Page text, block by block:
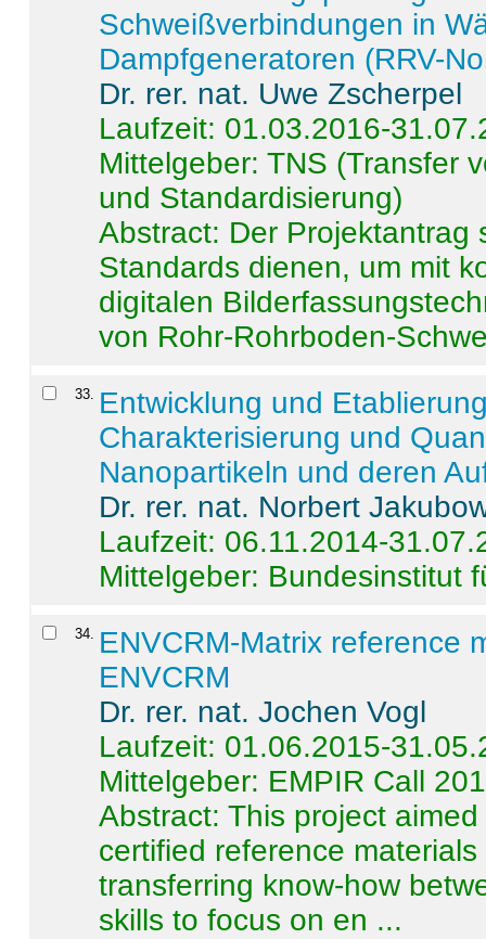
Schweißverbindungen in
Dampfgeneratoren (RRV-
Dr. rer. nat. Uwe Zscherpel
Laufzeit: 01.03.2016-
Mittelgeber: TNS (Transfer
und Standardisierung)
Abstract: Der Projektantrag
Standards dienen, um mit
digitalen
von Rohr-Rohrboden-
33. Entwicklung und
Charakterisierung und
Nanopartikeln und deren
Dr. rer. nat. Norbert
Laufzeit: 06.11.2014-
Mittelgeber: Bundesinstitut
34. ENVCRM-Matrix reference
ENVCRM
Dr. rer. nat. Jochen Vogl
Laufzeit: 01.06.2015-
Mittelgeber: EMPIR Call
Abstract:This project
certified reference
transferring know-how
skills to focus on en ...